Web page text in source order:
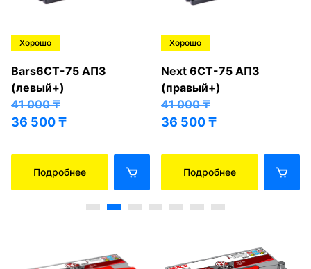
Хорошо
Bars6СТ-75 АПЗ
(левый+)
41 000₸
36 500₸
Подробнее
Хорошо
Next 6СТ-75 АПЗ
(правый+)
41 000₸
36 500₸
Подробнее